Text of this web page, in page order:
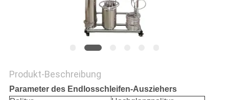
Produkt-Beschreibung
Parameter des Endlosschleifen-Ausziehers